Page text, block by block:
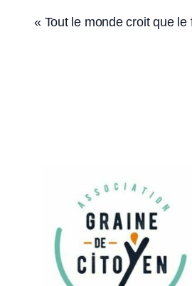
« Tout le monde croit que le